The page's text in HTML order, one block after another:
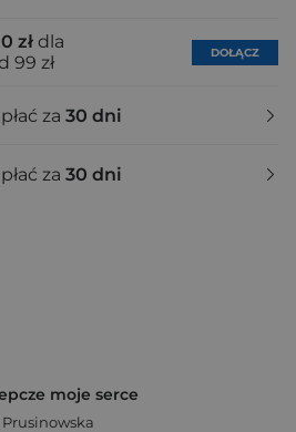
zł dla
99 zł
DOŁĄCZ
za 30 dni
za 30 dni
moje serce